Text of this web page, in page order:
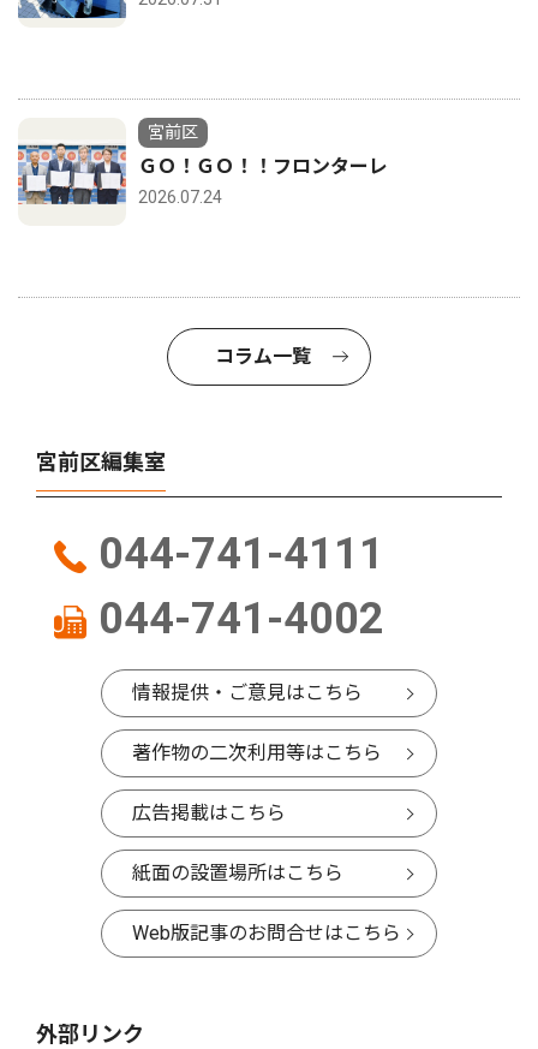
宮前区
ＧＯ！ＧＯ！！フロンターレ
2026.07.24
コラム一覧
宮前区編集室
044-741-4111
044-741-4002
情報提供・ご意見はこちら
著作物の二次利用等はこちら
広告掲載はこちら
紙面の設置場所はこちら
Web版記事のお問合せはこちら
外部リンク